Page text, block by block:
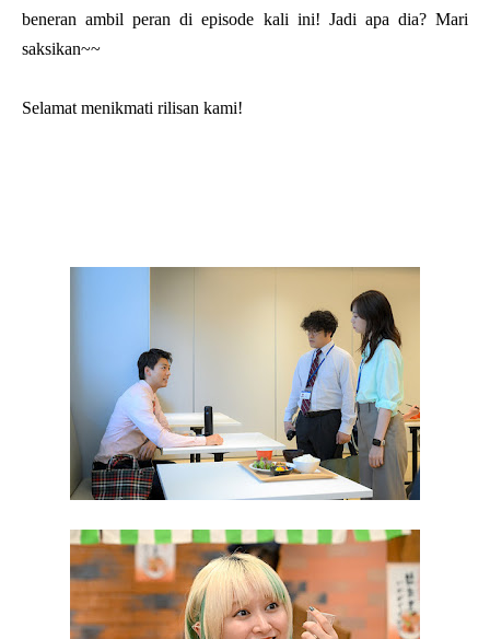
beneran ambil peran di episode kali ini! Jadi apa dia? Mari
saksikan~~
Selamat menikmati rilisan kami!